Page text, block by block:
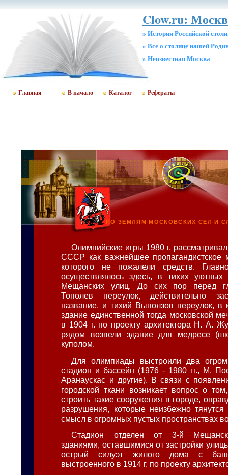
Clow.ru:
» История Российской
» Все о столице нашей
» Неизвестная Москва
Главная В начало Каталог Рефераты
ПО ЗЕМЛЯМ МОСКОВСКИХ СЕЛ И
Олимпийские игры 1980 г.
СССР как важнейшее пропагандистское
которого не пожалели средств.
осуществлялось здесь, в тихих уютных
Мещанских улиц. До сих пор перед
Тополев переулок, действительно
название, и тихий Выползов переулок, в
здание единственной тогда московской
в 1904 г. по проекту архитектора Н. А.
рядом возвели здание для медресе
куполом.
Для олимпиады выстроили два
стадион и бассейн (1976 - 1980 гг., М.
Аранаускас и другие). В связи с
городской ткани возникает вопрос о
строить такие сооружения в городе,
разрушения, которые неизбежно
смысл в огромных пустых пространствах
Стадион отделен от 3-й
зданиями, оставшимися от застройки
острый силуэт жилого дома с
выстроенного в 1914 г. по проекту